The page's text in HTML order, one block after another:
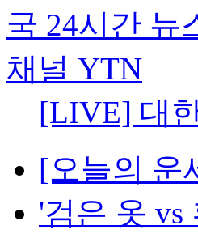
[LIVE] 대
[오늘의 운
'검은 옷 vs